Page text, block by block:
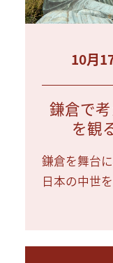
10月
鎌倉で
を観
鎌倉を舞台
日本の中世